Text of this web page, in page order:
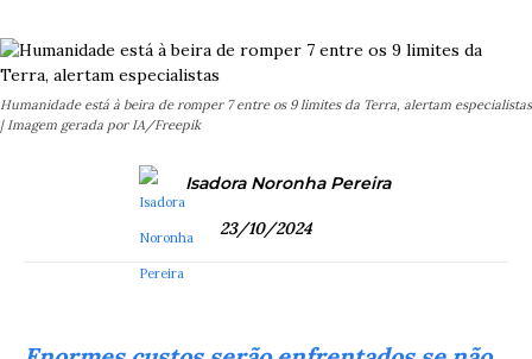
Humanidade está à beira de romper 7 entre os 9 limites da Terra, alertam especialistas
| Imagem gerada por IA/Freepik
Isadora Noronha Pereira
23/10/2024